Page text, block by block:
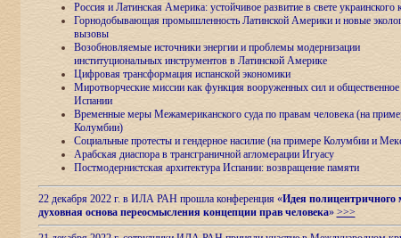
Россия и Латинская Америка: устойчивое развитие в свете украинского
Горнодобывающая промышленность Латинской Америки и новые
вызовы
Возобновляемые источники энергии и проблемы модернизации
институциональных инструментов в Латинской Америке
Цифровая трансформация испанской экономики
Миротворческие миссии как функция вооруженных сил и
Испании
Временные меры Межамериканского суда по правам человека (на
Колумбии)
Социальные протесты и гендерное насилие (на примере Колумбии и
Арабская диаспора в трансграничной агломерации Игуасу
Постмодернистская архитектура Испании: возвращение памяти
22 декабря 2022 г. в ИЛА РАН прошла конференция «Идея полицентричного
духовная основа переосмысления концепции прав человека» >>>